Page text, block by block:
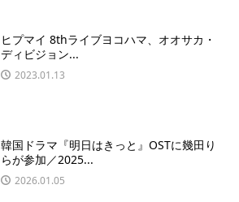
ヒプマイ 8thライブヨコハマ、オオサカ・
ディビジョン...
2023.01.13
韓国ドラマ『明日はきっと』OSTに幾田り
らが参加／2025...
2026.01.05